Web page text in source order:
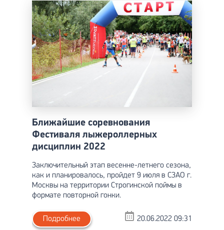
Ближайшие соревнования
Фестиваля лыжероллерных
дисциплин 2022
Заключительный этап весенне-летнего сезона,
как и планировалось, пройдет 9 июля в СЗАО г.
Москвы на территории Строгинской поймы в
формате повторной гонки.
Подробнее 20.06.2022 09:31